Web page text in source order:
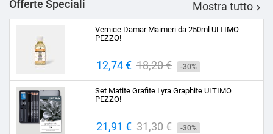
Offerte Speciali Mostra tutto 
Vernice Damar Maimeri da 250ml ULTIMO
PEZZO!
Prezzo
12,74 € Prezzo
base
18,20 € -30%
Set Matite Grafite Lyra Graphite ULTIMO
PEZZO!
Prezzo
21,91 € Prezzo
31,30 € -30%